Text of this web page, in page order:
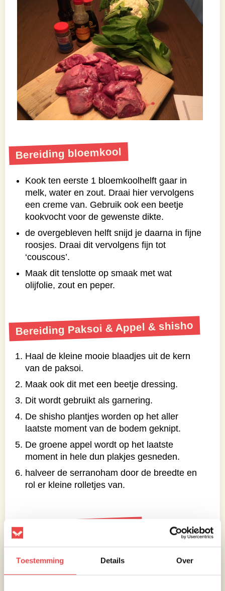
Toestemming Details Over
Bereiding bloemkool
Kook ten eerste 1 bloemkoolhelft gaar in
melk, water en zout. Draai hier vervolgens
een creme van. Gebruik ook een beetje
kookvocht voor de gewenste dikte.
de overgebleven helft snijd je daarna in fijne
roosjes. Draai dit vervolgens fijn tot
‘couscous’.
Maak dit tenslotte op smaak met wat
olijfolie, zout en peper.
Bereiding Paksoi & Appel & shisho
Haal de kleine mooie blaadjes uit de kern
van de paksoi.
Maak ook dit met een beetje dressing.
Dit wordt gebruikt als garnering.
De shisho plantjes worden op het aller
laatste moment van de bodem geknipt.
De groene appel wordt op het laatste
moment in hele dun plakjes gesneden.
halveer de serranoham door de breedte en
rol er kleine rolletjes van.
Bereiding varkenswang
Marineer de varkenswangen
Bak ze aan, giet de rest van de marinade